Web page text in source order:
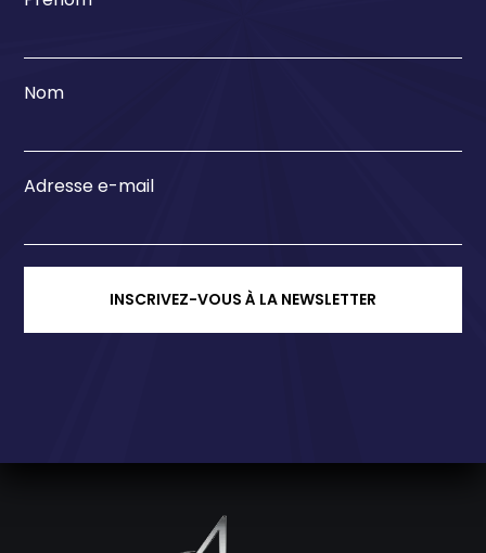
Nom
Adresse e-mail
INSCRIVEZ-VOUS À LA NEWSLETTER